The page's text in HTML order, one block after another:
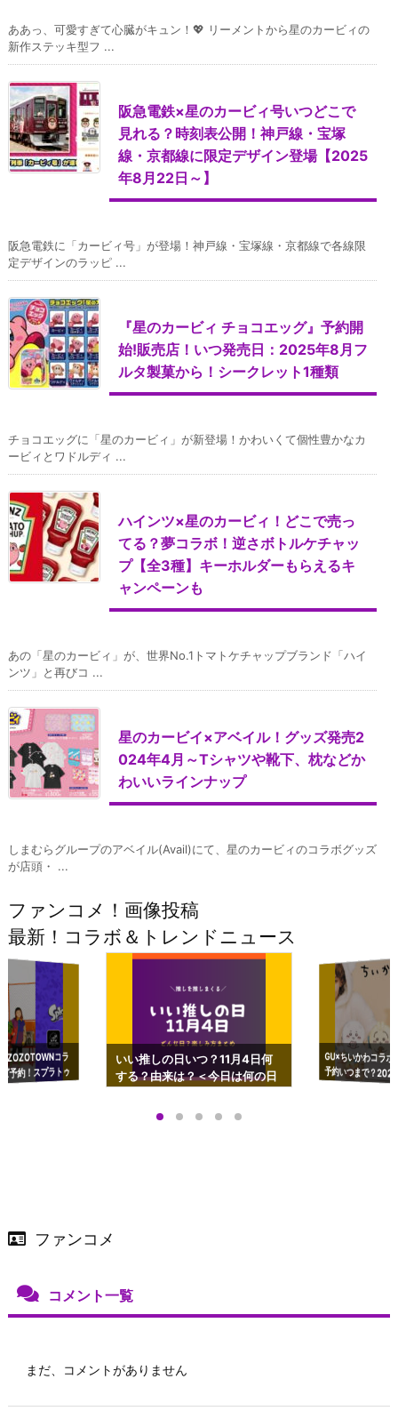
ああっ、可愛すぎて心臓がキュン！💖 リーメントから星のカービィの
新作ステッキ型フ ...
阪急電鉄×星のカービィ号いつどこで
見れる？時刻表公開！神戸線・宝塚
線・京都線に限定デザイン登場【2025
年8月22日～】
阪急電鉄に「カービィ号」が登場！神戸線・宝塚線・京都線で各線限
定デザインのラッピ ...
『星のカービィ チョコエッグ』予約開
始!販売店！いつ発売日：2025年8月フ
ルタ製菓から！シークレット1種類
チョコエッグに「星のカービィ」が新登場！かわいくて個性豊かなカ
ービィとワドルディ ...
ハインツ×星のカービィ！どこで売っ
てる？夢コラボ！逆さボトルケチャッ
プ【全3種】キーホルダーもらえるキ
ャンペーンも
あの「星のカービィ」が、世界No.1トマトケチャップブランド「ハイ
ンツ」と再びコ ...
星のカービイ×アベイル！グッズ発売2
024年4月～Tシャツや靴下、枕などか
わいいラインナップ
しまむらグループのアベイル(Avail)にて、星のカービィのコラボグッズ
が店頭・ ...
ファンコメ！画像投稿
最新！コラボ＆トレンドニュース
コラ
予約！スプラトゥ
ップも渋谷Hz
いい推しの日いつ？11月4日何
する？由来は？＜今日は何の日
＞
GU×ちいかわコラ
予約いつまで？
ーチやショルダー
ファンコメ
コメント一覧
まだ、コメントがありません